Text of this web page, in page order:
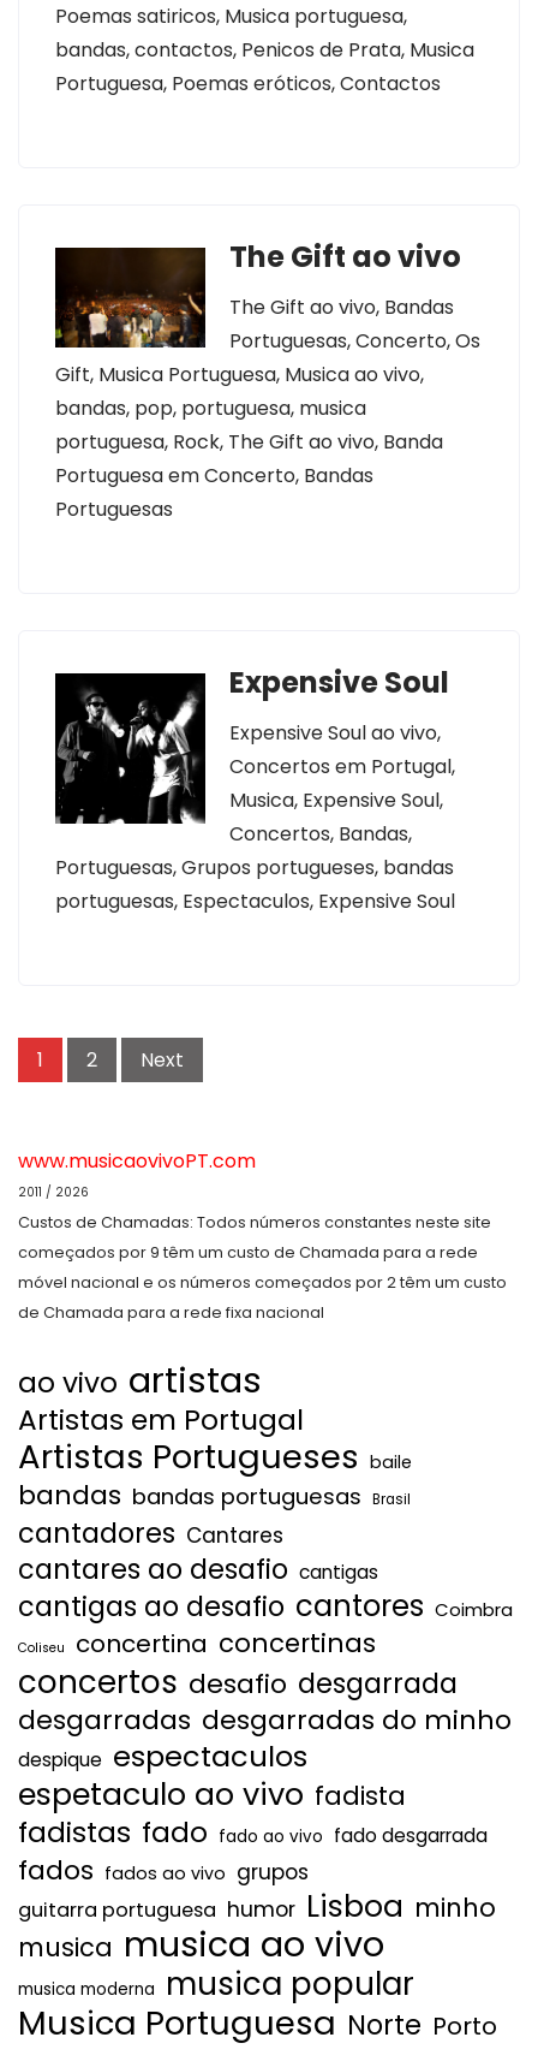
Poemas satiricos, Musica portuguesa,
bandas, contactos, Penicos de Prata, Musica
Portuguesa, Poemas eróticos, Contactos
The Gift ao vivo
The Gift ao vivo, Bandas
Portuguesas, Concerto, Os
Gift, Musica Portuguesa, Musica ao vivo,
bandas, pop, portuguesa, musica
portuguesa, Rock, The Gift ao vivo, Banda
Portuguesa em Concerto, Bandas
Portuguesas
Expensive Soul
Expensive Soul ao vivo,
Concertos em Portugal,
Musica, Expensive Soul,
Concertos, Bandas,
Portuguesas, Grupos portugueses, bandas
portuguesas, Espectaculos, Expensive Soul
Posts
navigation
1 2 Next
www.musicaovivoPT.com
2011 / 2026
Custos de Chamadas: Todos números constantes neste site
começados por 9 têm um custo de Chamada para a rede
móvel nacional e os números começados por 2 têm um custo
de Chamada para a rede fixa nacional
ao vivo artistas
Artistas em Portugal
Artistas Portugueses baile
bandas bandas portuguesas Brasil
cantadores Cantares
cantares ao desafio cantigas
cantigas ao desafio cantores Coimbra
Coliseu concertina concertinas
concertos desafio desgarrada
desgarradas desgarradas do minho
despique espectaculos
espetaculo ao vivo fadista
fadistas fado fado ao vivo fado desgarrada
fados fados ao vivo grupos
guitarra portuguesa humor Lisboa minho
musica musica ao vivo
musica moderna musica popular
Musica Portuguesa Norte Porto